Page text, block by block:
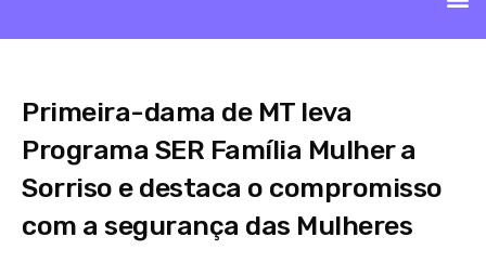
Primeira-dama de MT leva
Programa SER Família Mulher a
Sorriso e destaca o compromisso
com a segurança das Mulheres